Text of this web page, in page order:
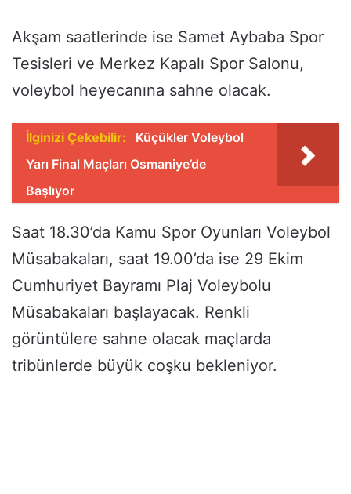
Akşam saatlerinde ise Samet Aybaba Spor
Tesisleri ve Merkez Kapalı Spor Salonu,
voleybol heyecanına sahne olacak.
İlginizi Çekebilir:
Küçükler Voleybol
Yarı Final Maçları Osmaniye’de
Başlıyor
Saat 18.30’da Kamu Spor Oyunları Voleybol
Müsabakaları, saat 19.00’da ise 29 Ekim
Cumhuriyet Bayramı Plaj Voleybolu
Müsabakaları başlayacak. Renkli
görüntülere sahne olacak maçlarda
tribünlerde büyük coşku bekleniyor.